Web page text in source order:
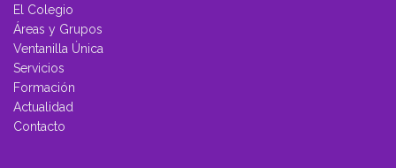
El Colegio
Áreas y Grupos
Ventanilla Única
Servicios
Formación
Actualidad
Contacto